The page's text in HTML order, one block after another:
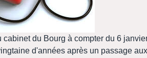
cabinet du Bourg à compter du 6
d'années après un passage